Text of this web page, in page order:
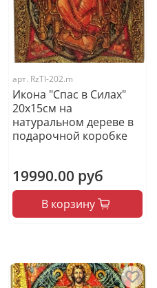
арт. RzTI-202.m
Икона "Спас в Силах"
20х15см на
натуральном дереве в
подарочной коробке
19990.00 руб
В корзину